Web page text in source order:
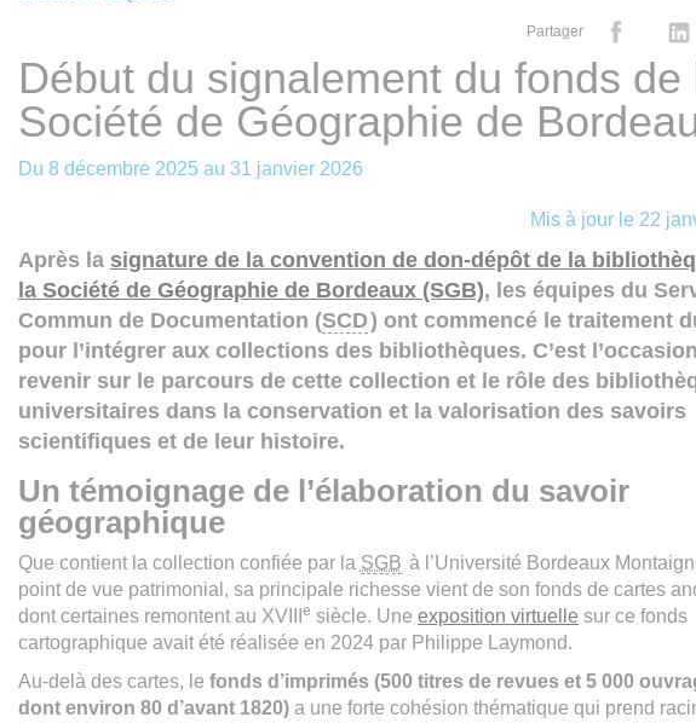
Partager
Début du signalement du fonds de
Société de Géographie de
Du 8 décembre 2025 au 31 janvier 2026
Mis à jour le 22
Après la signature de la convention de don-dépôt de la
la Société de Géographie de Bordeaux (SGB), les équipes du
Commun de Documentation (SCD) ont commencé le traitement
pour l’intégrer aux collections des bibliothèques. C’est
revenir sur le parcours de cette collection et le rôle des
universitaires dans la conservation et la valorisation des savoirs
scientifiques et de leur histoire.
Un témoignage de l’élaboration du savoir
géographique
Que contient la collection confiée par la SGB à l’Université Bordeaux
point de vue patrimonial, sa principale richesse vient de son fonds de cartes
dont certaines remontent au XVIII
e siècle. Une exposition virtuelle sur ce fonds
cartographique avait été réalisée en 2024 par Philippe Laymond.
Au-delà des cartes, le fonds d’imprimés (500 titres de revues et 5 000
dont environ 80 d’avant 1820)a une forte cohésion thématique qui prend